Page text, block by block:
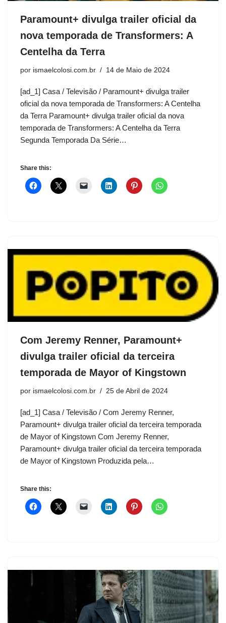
Paramount+ divulga trailer oficial da
nova temporada de Transformers: A
Centelha da Terra
por ismaelcolosi.com.br 14 de Maio de 2024
[ad_1] Casa / Televisão / Paramount+ divulga trailer
oficial da nova temporada de Transformers: A Centelha
da Terra Paramount+ divulga trailer oficial da nova
temporada de Transformers: A Centelha da Terra
Segunda Temporada Da Série…
Share this:
Com Jeremy Renner, Paramount+
divulga trailer oficial da terceira
temporada de Mayor of Kingstown
por ismaelcolosi.com.br 25 de Abril de 2024
[ad_1] Casa / Televisão / Com Jeremy Renner,
Paramount+ divulga trailer oficial da terceira temporada
de Mayor of Kingstown Com Jeremy Renner,
Paramount+ divulga trailer oficial da terceira temporada
de Mayor of Kingstown Produzida pela…
Share this: